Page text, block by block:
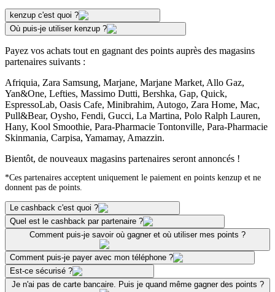
kenzup c'est quoi ?
Où puis-je utiliser kenzup ?
Payez vos achats tout en gagnant des points auprès des magasins
partenaires suivants :
Afriquia, Zara Samsung, Marjane, Marjane Market, Allo Gaz,
Yan&One, Lefties, Massimo Dutti, Bershka, Gap, Quick,
EspressoLab, Oasis Cafe, Minibrahim, Autogo, Zara Home, Mac,
Pull&Bear, Oysho, Fendi, Gucci, La Martina, Polo Ralph Lauren,
Hany, Kool Smoothie, Para-Pharmacie Tontonville, Para-Pharmacie
Skinmania, Carpisa, Yamamay, Amazzin.
Bientôt, de nouveaux magasins partenaires seront annoncés !
*Ces partenaires acceptent uniquement le paiement en points kenzup et ne
donnent pas de points.
Le cashback c'est quoi ?
Quel est le cashback par partenaire ?
Comment puis-je savoir où gagner et où utiliser mes points ?
Comment puis-je payer avec mon téléphone ?
Est-ce sécurisé ?
Je n'ai pas de carte bancaire. Puis je quand même gagner des points ?